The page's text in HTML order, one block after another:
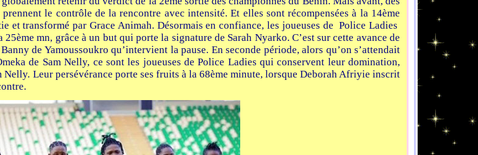
le contrôle de la rencontre avec intensité. Et elles sont récompensées à la 14ème
et transformé par Grace Animah. Désormais en confiance, les joueuses de Police Ladies
mn, grâce à un but qui porte la signature de Sarah Nyarko. C’est sur cette avance de
de Yamoussoukro qu’intervient la pause. En seconde période, alors qu’on s’attendait
de Sam Nelly, ce sont les joueuses de Police Ladies qui conservent leur domination,
Nelly. Leur persévérance porte ses fruits à la 68ème minute, lorsque Deborah Afriyie inscrit